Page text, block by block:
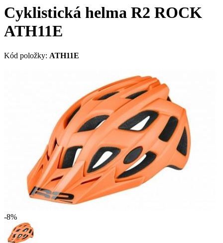
Cyklistická helma R2 ROCK
ATH11E
Kód položky: ATH11E
-8%